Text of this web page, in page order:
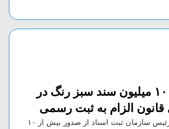
صدور بیش از ۱۰ میلیون سند سبز رنگ در
قانون الزام به ثبت رسمی
به گزارش کاوک نیوزرئیس سازمان ثبت اسناد از صدور بیش از ۱۰